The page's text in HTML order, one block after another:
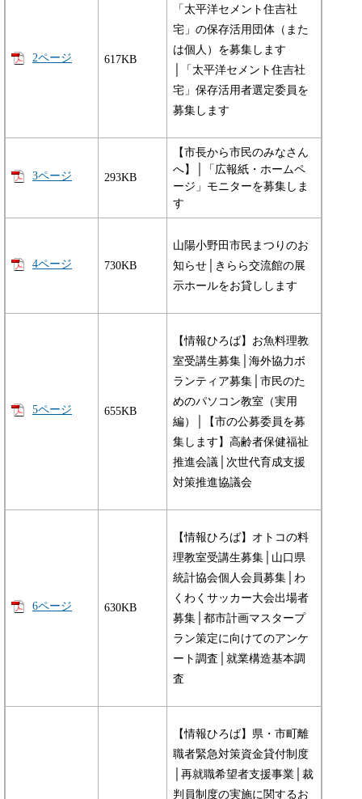
2ページ 617KB
「太平洋セメント住吉社
宅」の保存活用団体（また
は個人）を募集します
│「太平洋セメント住吉社
宅」保存活用者選定委員を
募集します
3ページ 293KB
【市長から市民のみなさん
へ】│「広報紙・ホームペ
ージ」モニターを募集しま
す
4ページ 730KB
山陽小野田市民まつりのお
知らせ│きらら交流館の展
示ホールをお貸しします
5ページ 655KB
【情報ひろば】お魚料理教
室受講生募集│海外協力ボ
ランティア募集│市民のた
めのパソコン教室（実用
編）│【市の公募委員を募
集します】高齢者保健福祉
推進会議│次世代育成支援
対策推進協議会
6ページ 630KB
【情報ひろば】オトコの料
理教室受講生募集│山口県
統計協会個人会員募集│わ
くわくサッカー大会出場者
募集│都市計画マスタープ
ラン策定に向けてのアンケ
ート調査│就業構造基本調
査
【情報ひろば】県・市町離
職者緊急対策資金貸付制度
│再就職希望者支援事業│裁
判員制度の実施に関するお